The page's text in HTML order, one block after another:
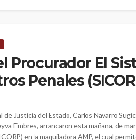
Procurador El
Penales
de Justicia del Estado, Carlos Navarro
Fimbres, arrancaron esta mañana, de
en la maquiladora AMP, el cual